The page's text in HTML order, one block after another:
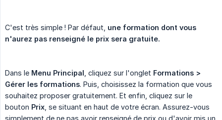
C'est très simple ! Par défaut, une formation dont vous
n'aurez pas renseigné le prix sera gratuite.
Dans le Menu Principal , cliquez sur l'onglet Formations >
Gérer les formations. Puis, choisissez la formation que vous
souhaitez proposer gratuitement. Et enfin, cliquez sur le
bouton Prix , se situant en haut de votre écran. Assurez-vous
simplement de ne pas avoir renseigné de prix ou d'avoir mis un